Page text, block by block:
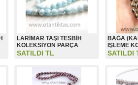
LARİMAR TAŞI TESBİH
KOLEKSİYON PARÇA
SATILDI TL
BAĞA
İŞLEME
TESBİH
SATILDI